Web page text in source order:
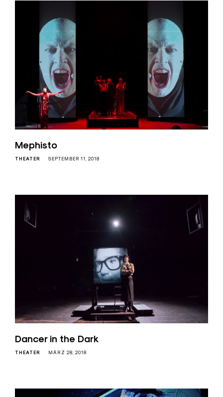
Mephisto
THEATER SEPTEMBER 11, 2018
Dancer in the Dark
THEATER MÄRZ 28, 2018